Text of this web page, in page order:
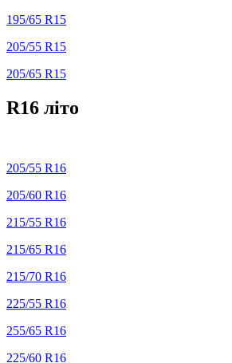
195/65 R15
205/55 R15
205/65 R15
R16 літо
205/55 R16
205/60 R16
215/55 R16
215/65 R16
215/70 R16
225/55 R16
255/65 R16
225/60 R16